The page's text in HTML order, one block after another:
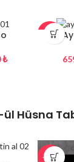
₺
-27%
ül Hüsna
-26%